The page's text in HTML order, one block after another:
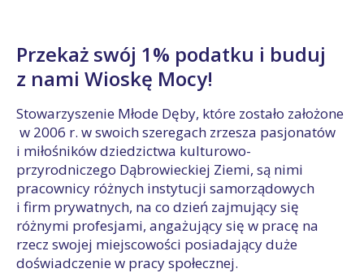
Przekaż swój 1% podatku i buduj
z nami Wioskę Mocy!
Stowarzyszenie Młode Dęby, które zostało założone
w 2006 r. w swoich szeregach zrzesza pasjonatów
i miłośników dziedzictwa kulturowo-
przyrodniczego Dąbrowieckiej Ziemi, są nimi
pracownicy różnych instytucji samorządowych
i firm prywatnych, na co dzień zajmujący się
różnymi profesjami, angażujący się w pracę na
rzecz swojej miejscowości posiadający duże
doświadczenie w pracy społecznej.